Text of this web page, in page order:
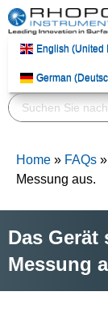
English (United
Kingdom)
German
English (United
German
English (United
Kingdom)
German
English (United
German
Home » FAQs »
Messung aus.
Das
Messung